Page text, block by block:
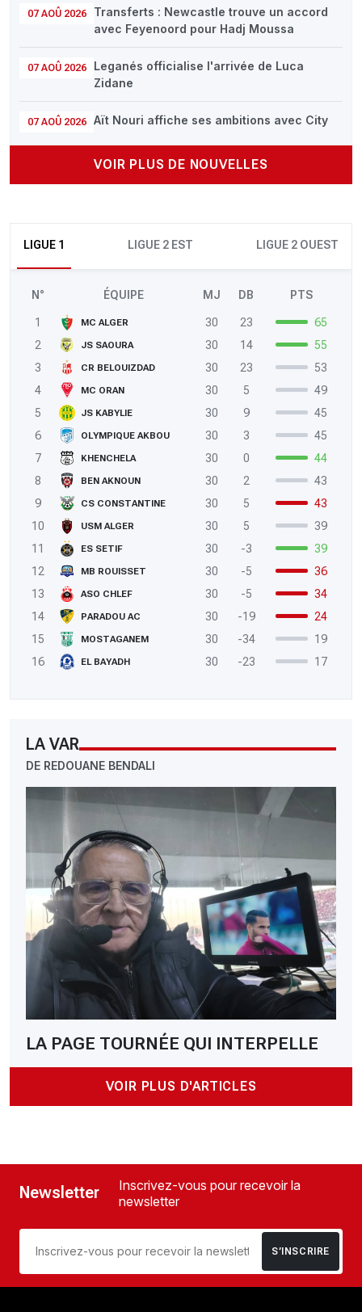
07 AOÛ 2026
Transferts : Newcastle trouve un accord
avec Feyenoord pour Hadj Moussa
07 AOÛ 2026
Leganés officialise l'arrivée de Luca
Zidane
07 AOÛ 2026 Aït Nouri affiche ses ambitions avec City
VOIR PLUS DE NOUVELLES
LIGUE 1 LIGUE 2 EST LIGUE 2 OUEST
N° ÉQUIPE MJ DB PTS
1 MC ALGER 30 23
65
2
JS SAOURA 30 14
55
3
CR BELOUIZDAD 30 23
53
4
MC ORAN 30 5
49
5
JS KABYLIE 30 9
45
6
OLYMPIQUE AKBOU 30 3
45
7
KHENCHELA 30 0
44
8
BEN AKNOUN 30 2
43
9
CS CONSTANTINE 30 5
43
10
USM ALGER 30 5
39
11
ES SETIF 30 -3
39
12
MB ROUISSET 30 -5
36
13
ASO CHLEF 30 -5
34
14
PARADOU AC 30 -19
24
15
MOSTAGANEM 30 -34
19
16
EL BAYADH 30 -23 17
LA VAR
DE REDOUANE BENDALI
LA PAGE TOURNÉE QUI INTERPELLE
VOIR PLUS D'ARTICLES
Newsletter
Inscrivez-vous pour recevoir la
newsletter
S’INSCRIRE